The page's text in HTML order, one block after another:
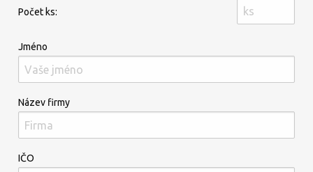
Počet ks:
Jméno
Název firmy
IČO